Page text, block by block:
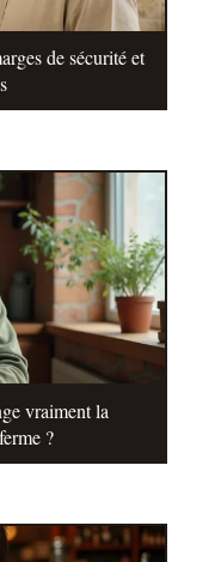
de sécurité et
vraiment la
?